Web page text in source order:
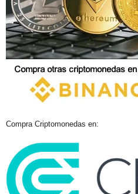
Compra Criptomonedas en: